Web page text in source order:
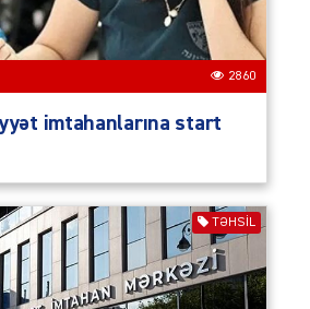
2860
imtahanlarına start
TƏHSIL